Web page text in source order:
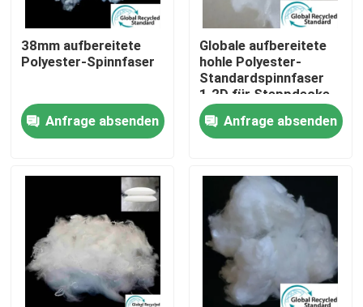
Qualitätskontrolle
Dickflüssige Spinnfaser
Recycelte Polyester-Stapelfaser
Polypropylen-Stapelfaser
38mm aufbereitete
Polyester-Spinnfaser
Anfrage absenden
Globale aufbereitete
hohle Polyester-
Standardspinnfaser
1.2D für Steppdecke
Anfrage absenden